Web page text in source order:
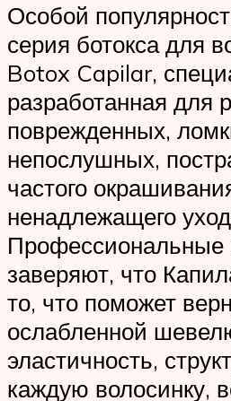
Особой
серия ботокса для
Botox Capilar,
разработанная для
поврежденных,
непослушных,
частого
ненадлежащего
Профессиональные
заверяют, что
то, что поможет
ослабленной
эластичность,
каждую волосинку,